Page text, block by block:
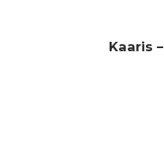
Kaaris –